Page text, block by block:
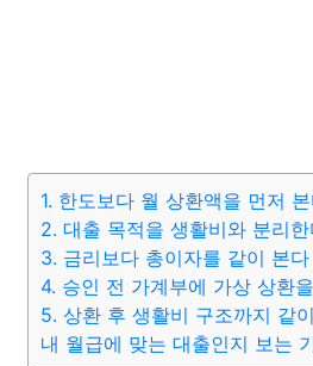
1. 한도보다 월 상환액을 먼저
2. 대출 목적을 생활비와 분리
3. 금리보다 총이자를 같이 본다
4. 승인 전 가계부에 가상 상환
5. 상환 후 생활비 구조까지 같
내 월급에 맞는 대출인지 보는